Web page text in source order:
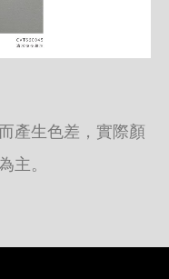
產生色差，實際顏
主。